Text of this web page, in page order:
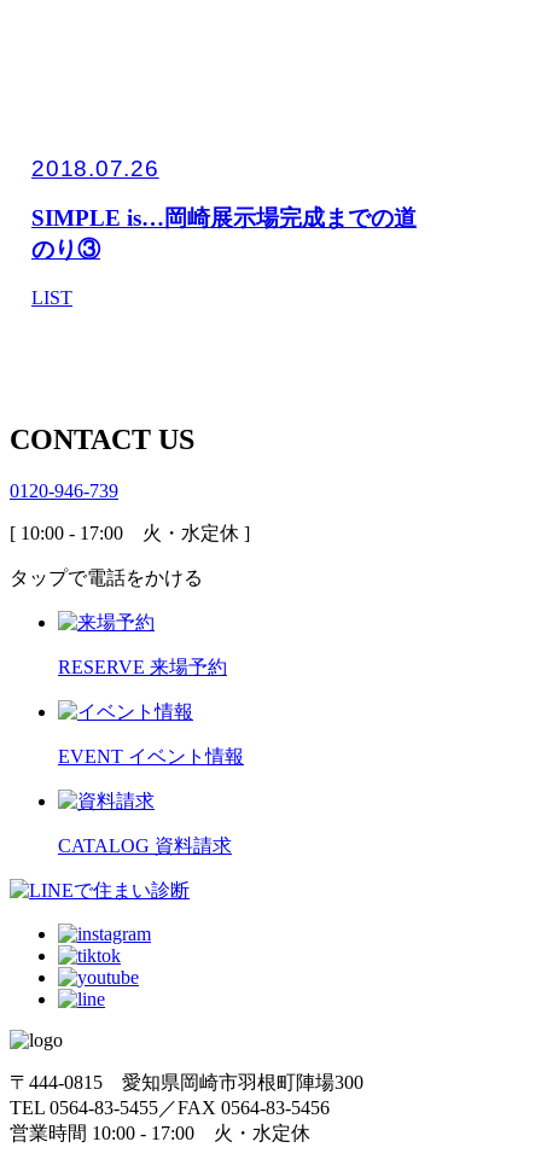
2018.07.26
SIMPLE is…岡崎展示場完成までの道
のり③
LIST
CONTACT US
0120-946-739
[ 10:00 - 17:00 火・水定休 ]
タップで電話をかける
RESERVE 来場予約
EVENT イベント情報
CATALOG 資料請求
〒444-0815 愛知県岡崎市羽根町陣場300
TEL 0564-83-5455／FAX 0564-83-5456
営業時間 10:00 - 17:00 火・水定休